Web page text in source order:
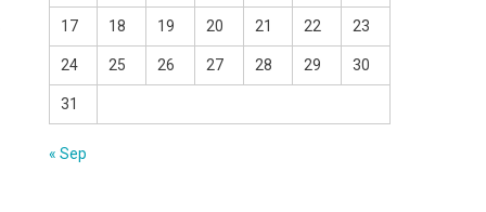
17 18 19 20 21 22 23
24 25 26 27 28 29 30
31
« Sep